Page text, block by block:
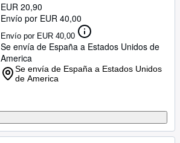
EUR 20,90
Envío por EUR 40,00
Envío por EUR 40,00
Se envía de España a Estados Unidos de
America
Se envía de España a Estados Unidos
de America